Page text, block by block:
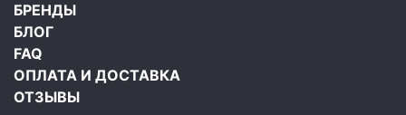
БРЕНДЫ
БЛОГ
FAQ
ОПЛАТА И ДОСТАВКА
ОТЗЫВЫ